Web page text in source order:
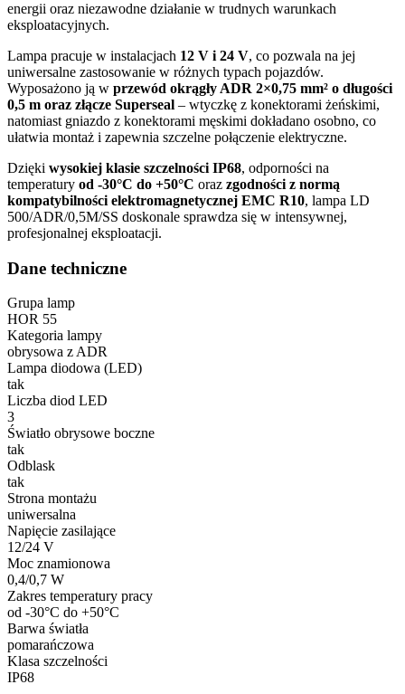
energii oraz niezawodne działanie w trudnych warunkach
eksploatacyjnych.
Lampa pracuje w instalacjach 12 V i 24 V, co pozwala na jej
uniwersalne zastosowanie w różnych typach pojazdów.
Wyposażono ją w przewód okrągły ADR 2×0,75 mm² o długości
0,5 m oraz złącze Superseal – wtyczkę z konektorami żeńskimi,
natomiast gniazdo z konektorami męskimi dokładano osobno, co
ułatwia montaż i zapewnia szczelne połączenie elektryczne.
Dzięki wysokiej klasie szczelności IP68, odporności na
temperatury od -30°C do +50°C oraz zgodności z normą
kompatybilności elektromagnetycznej EMC R10, lampa LD
500/ADR/0,5M/SS doskonale sprawdza się w intensywnej,
profesjonalnej eksploatacji.
Dane techniczne
Grupa lamp
HOR 55
Kategoria lampy
obrysowa z ADR
Lampa diodowa (LED)
tak
Liczba diod LED
3
Światło obrysowe boczne
tak
Odblask
tak
Strona montażu
uniwersalna
Napięcie zasilające
12/24 V
Moc znamionowa
0,4/0,7 W
Zakres temperatury pracy
od -30°C do +50°C
Barwa światła
pomarańczowa
Klasa szczelności
IP68